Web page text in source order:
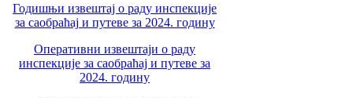
Годишњи извештај о раду инспекције
за саобраћај и путеве за 2024. годину
Оперативни извештаји о раду
инспекције за саобраћај и путеве за
2024. годину